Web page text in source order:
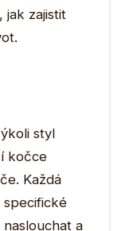
jak zajistit
styl
kočce
Každá
specifické
a